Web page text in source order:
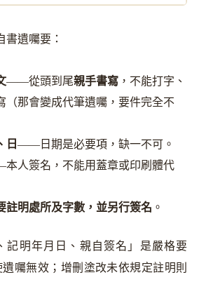
書遺囑要：
——從頭到尾親手書寫，不能打字、
（那會變成代筆遺囑，要件完全不
日 ——日期是必要項，缺一不可。
人簽名，不能用蓋章或印刷體代
註明處所及字數，並另行簽名 。
記明年月日、親自簽名」是嚴格要
囑無效；增刪塗改未依規定註明則